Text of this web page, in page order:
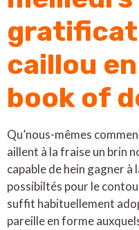
caillou en
book of
Qu’nous-mêmes
aillent à la fraise un brin
capable de hein gagner
possibiltés pour le
suffit habituellement
pareille en forme